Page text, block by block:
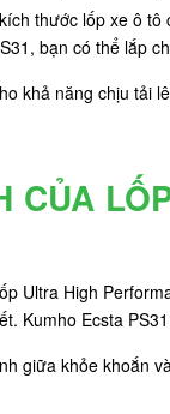
thước lốp xe ô
bạn có thể lắp
khả năng chịu tải
CỦA
Ultra High
Kumho Ecsta
giữa khỏe khoắn